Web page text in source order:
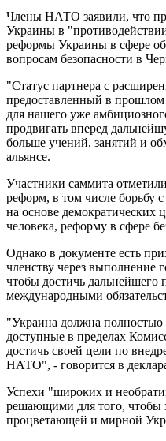
Члены НАТО заявили, что
Украины в
реформы Украины в сфере
вопросам безопасности в
"Статус партнера с
предоставленный в
для нашего уже
продвигать вперед
больше учений, занятий и
альянсе.
Участники саммита
реформ, в том числе борьбу
на основе демократических
человека, реформу в сфере
Однако в документе есть
членству через выполнение
чтобы достичь дальнейшего
международными
"Украина должна полностью
доступные в пределах
достичь своей цели по
НАТО", - говорится в
Успехи "широких и
решающими для того, чтобы
процветающей и мирной